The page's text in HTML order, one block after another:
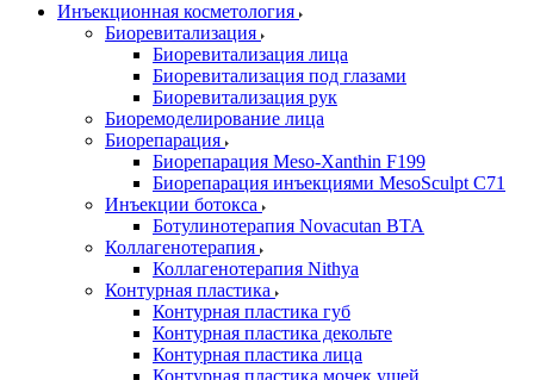
Инъекционная косметология
Биоревитализация
Биоревитализация лица
Биоревитализация под глазами
Биоревитализация рук
Биоремоделирование лица
Биорепарация
Биорепарация Meso-Xanthin F199
Биорепарация инъекциями MesoSculpt C71
Инъекции ботокса
Ботулинотерапия Novacutan BTA
Коллагенотерапия
Коллагенотерапия Nithya
Контурная пластика
Контурная пластика губ
Контурная пластика декольте
Контурная пластика лица
Контурная пластика мочек ушей